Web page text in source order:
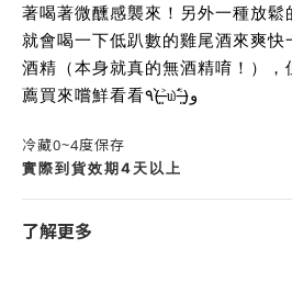
著喝著微醺感襲來！另外一種放
就會喝一下低趴數的雞尾酒來爽快
酒精（本身就真的無酒精唷！），
薦買來嚐鮮看看٩(˃̶͈̀௰˂̶͈́)و
冷藏0~4度保存
實際到貨效期4天以上
了解更多